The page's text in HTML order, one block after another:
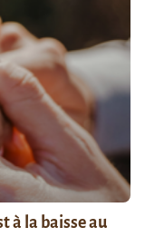
à la baisse au